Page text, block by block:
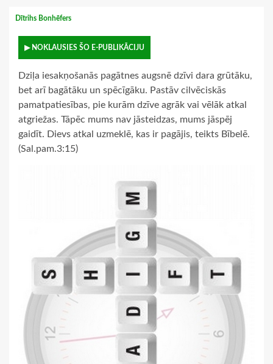
Dītrihs Bonhēfers
▶ NOKLAUSIES ŠO E-PUBLIKĀCIJU
Dziļa iesakņošanās pagātnes augsnē dzīvi dara grūtāku,
bet arī bagātāku un spēcīgāku. Pastāv cilvēciskās
pamatpatiesības, pie kurām dzīve agrāk vai vēlāk atkal
atgriežas. Tāpēc mums nav jāsteidzas, mums jāspēj
gaidīt. Dievs atkal uzmeklē, kas ir pagājis, teikts Bībelē.
(Sal.pam.3:15)